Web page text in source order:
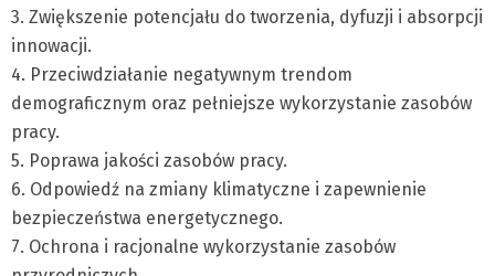
3. Zwiększenie potencjału do tworzenia, dyfuzji i absorpcji
innowacji.
4. Przeciwdziałanie negatywnym trendom
demograficznym oraz pełniejsze wykorzystanie zasobów
pracy.
5. Poprawa jakości zasobów pracy.
6. Odpowiedź na zmiany klimatyczne i zapewnienie
bezpieczeństwa energetycznego.
7. Ochrona i racjonalne wykorzystanie zasobów